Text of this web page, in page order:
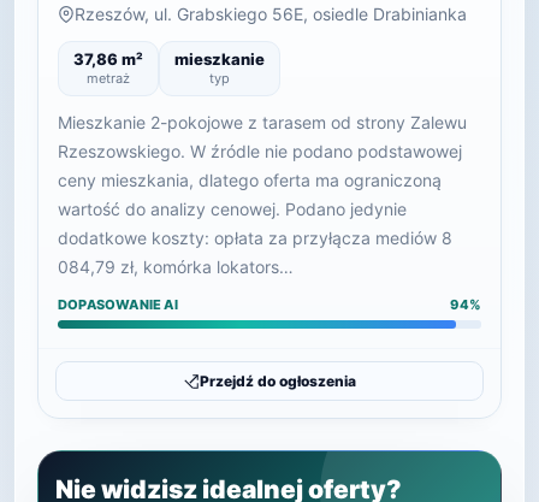
Rzeszów, ul. Grabskiego 56E, osiedle Drabinianka
37,86 m²
metraż
mieszkanie
typ
Mieszkanie 2-pokojowe z tarasem od strony Zalewu
Rzeszowskiego. W źródle nie podano podstawowej
ceny mieszkania, dlatego oferta ma ograniczoną
wartość do analizy cenowej. Podano jedynie
dodatkowe koszty: opłata za przyłącza mediów 8
084,79 zł, komórka lokators…
DOPASOWANIE AI 94%
Przejdź do ogłoszenia
Nie widzisz idealnej oferty?